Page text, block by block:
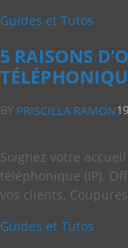
Guides et Tutos
5 RAISONS
BY PRISCILLA RAMON
Soignez votre
téléphonique (IP).
vos clients.
Guides et Tutos